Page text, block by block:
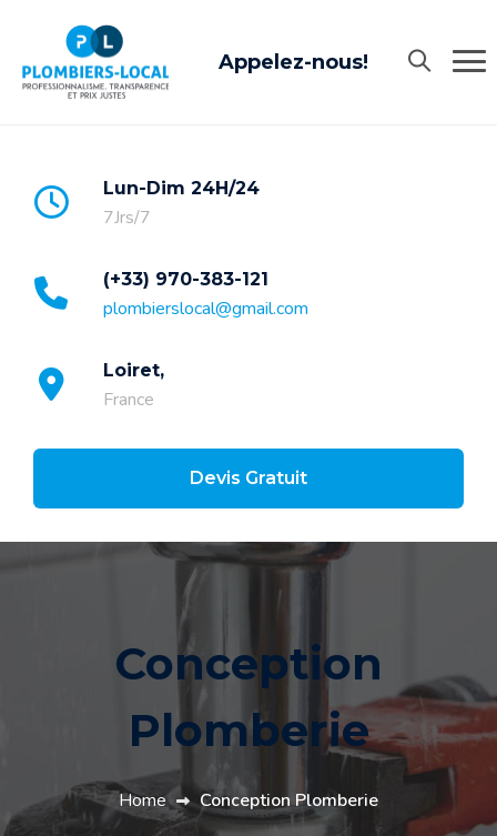
Appelez-nous!
Lun-Dim 24H/24
7Jrs/7
(+33) 970-383-121
plombierslocal@gmail.com
Loiret,
France
Devis Gratuit
Conception
Plomberie
Home Conception Plomberie